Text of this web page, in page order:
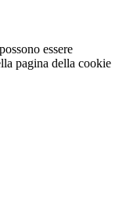
essere
pagina della cookie